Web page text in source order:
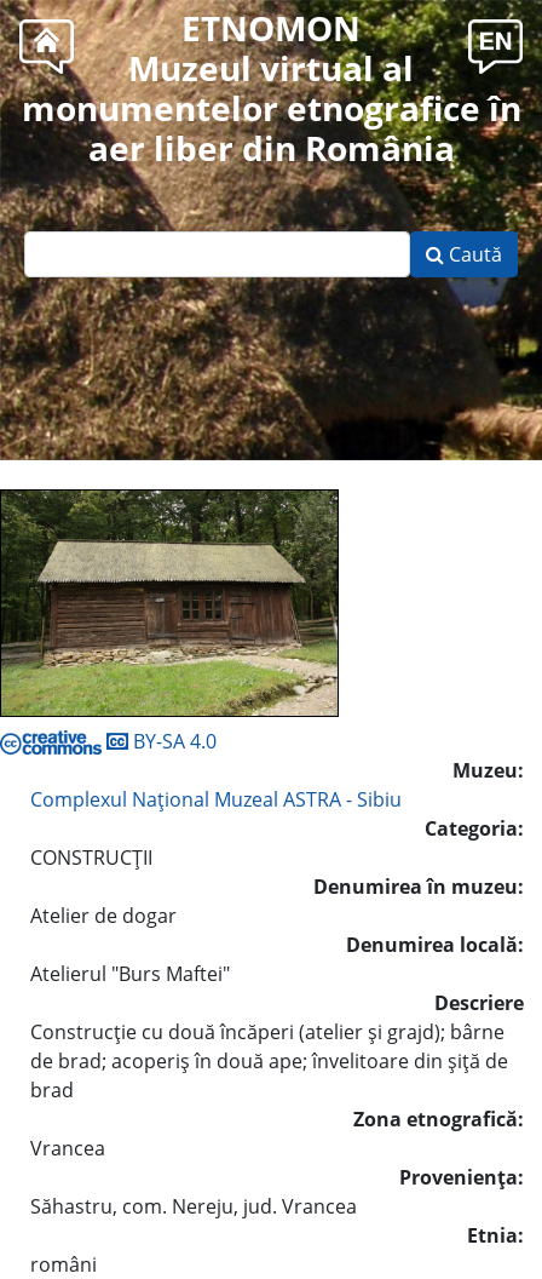
ETNOMON
Muzeul virtual al
monumentelor etnografice în
aer liber din România
Caută
BY-SA 4.0
Muzeu:
Complexul Naţional Muzeal ASTRA - Sibiu
Categoria:
CONSTRUCŢII
Denumirea în muzeu:
Atelier de dogar
Denumirea locală:
Atelierul "Burs Maftei"
Descriere
Construcţie cu două încăperi (atelier şi grajd); bârne
de brad; acoperiş în două ape; învelitoare din şiţă de
brad
Zona etnografică:
Vrancea
Provenienţa:
Săhastru, com. Nereju, jud. Vrancea
Etnia:
români